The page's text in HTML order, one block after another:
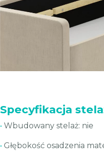
Specyfikacja
• Wbudowany stelaż: nie
• Głębokość osadzenia